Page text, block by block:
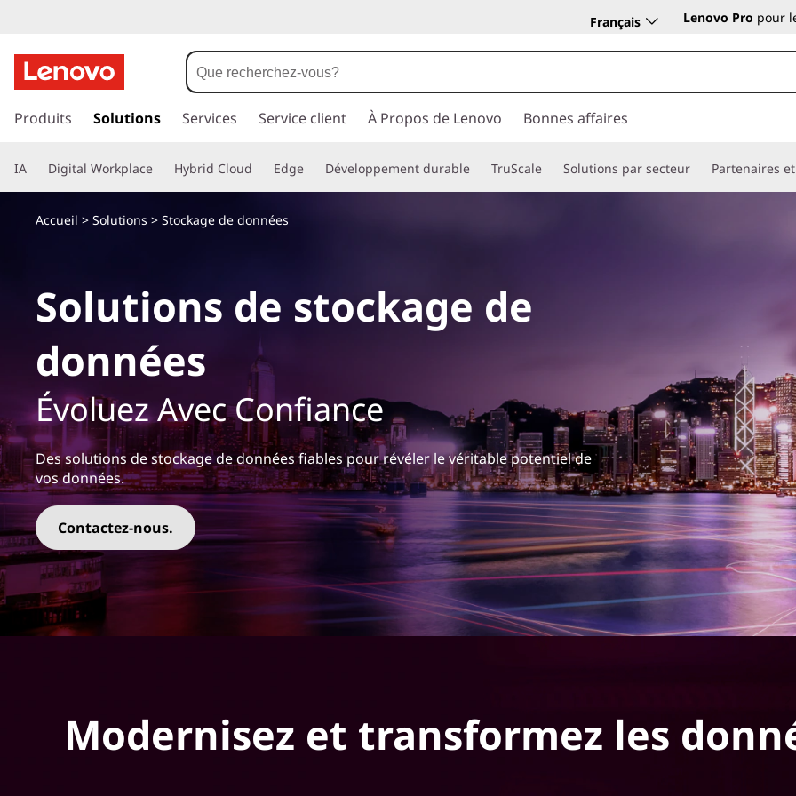
Français Lenovo Pro pour
a
e
r
i
n
i
p
a
l
Produits Solutions Services Service client À Propos de Lenovo Bonnes affaires
IA Digital Workplace Hybrid Cloud Edge Développement durable TruScale Solutions par secteur Partenaires
Accueil > Solutions > Stockage de données
Solutions de stockage de
données
Évoluez Avec Confiance
Des solutions de stockage de données fiables pour révéler le véritable potentiel de
vos données.
Contactez-nous.
Modernisez et transformez les